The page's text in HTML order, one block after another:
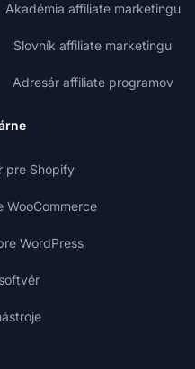
Akadémia affiliate marketingu
Slovník affiliate marketingu
Adresár affiliate programov
pre Shopify
WooCommerce
WordPress